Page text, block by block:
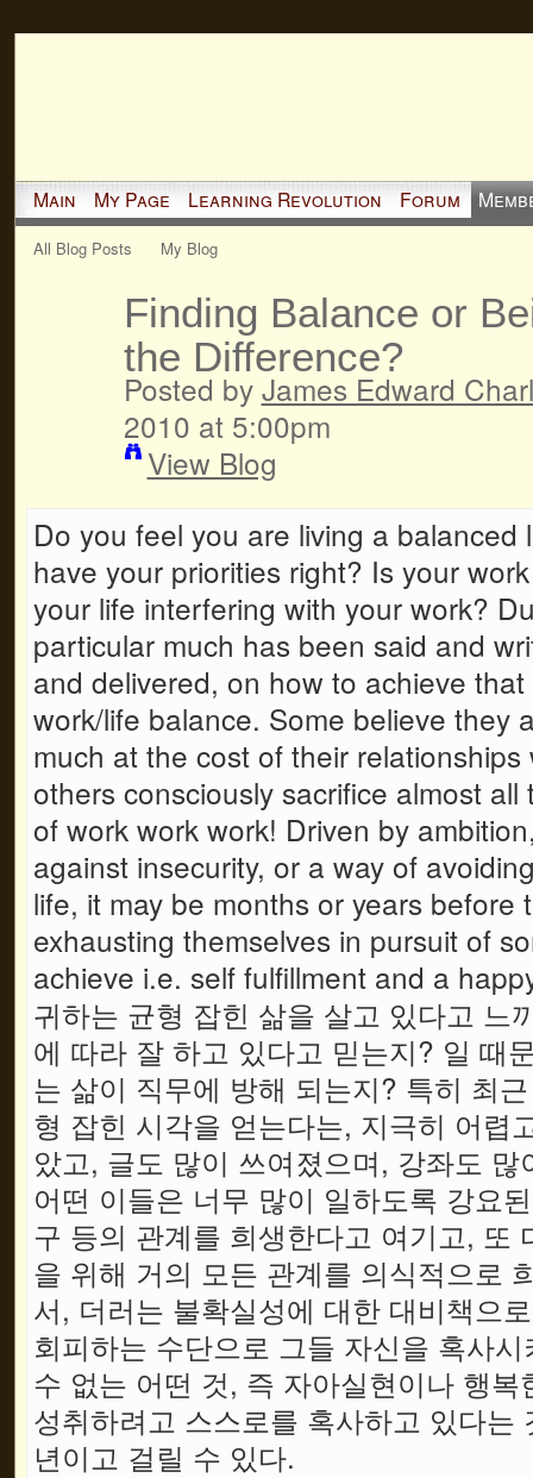
Main My Page Learning Revolution Forum
All Blog Posts My Blog
Finding Balance or
the Difference?
Posted by James Edward
2010 at 5:00pm
View Blog
Do you feel you are living a balanced
have your priorities right? Is your
your life interfering with your work?
particular much has been said and
and delivered, on how to achieve
work/life balance. Some believe they
much at the cost of their
others consciously sacrifice almost
of work work work! Driven by
against insecurity, or a way of
life, it may be months or years before
exhausting themselves in pursuit of
achieve i.e. self fulfillment and a
귀하는 균형 잡힌 삶을 살고 있다고 느
에 따라 잘 하고 있다고 믿는지? 일 때
는 삶이 직무에 방해 되는지? 특히 최
형 잡힌 시각을 얻는다는, 지극히 어렵
았고, 글도 많이 쓰여졌으며, 강좌도
어떤 이들은 너무 많이 일하도록 강요
구 등의 관계를 희생한다고 여기고, 또
을 위해 거의 모든 관계를 의식적으로
서, 더러는 불확실성에 대한 대비책으
회피하는 수단으로 그들 자신을 혹사
수 없는 어떤 것, 즉 자아실현이나 행
성취하려고 스스로를 혹사하고 있다는
년이고 걸릴 수 있다.